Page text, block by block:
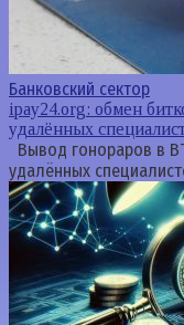
Банковский сектор
ipay24.org: обмен
удалённых
Вывод гонораров в
удалённых